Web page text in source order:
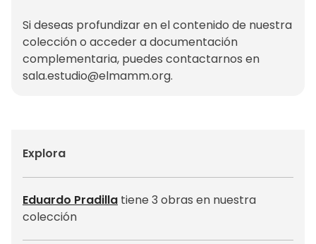
Si deseas profundizar en el contenido de nuestra
colección o acceder a documentación
complementaria, puedes contactarnos en
sala.estudio@elmamm.org.
Explora
Eduardo Pradilla tiene 3 obras en nuestra
colección